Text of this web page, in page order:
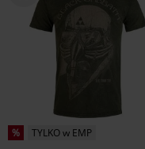
% TYLKO w EMP